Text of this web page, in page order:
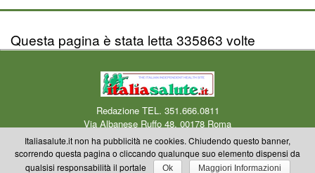
Questa pagina è stata letta 335863 volte
Redazione TEL. 351.666.0811
Via Albanese Ruffo 48, 00178 Roma
Centro Medico Okmedicina.it Via Albanese Ruffo 40-46, 00178 Roma
redazione
Copyright © 2000-2023 Okmedicina ONLUS Riproduzione riservata anche
Italiasalute.it non ha pubblicità ne cookies. Chiudendo questo banner,
scorrendo questa pagina o cliccando qualunque suo elemento dispensi da
qualsisi responsabilità il portale
Ok Maggiori Informazioni